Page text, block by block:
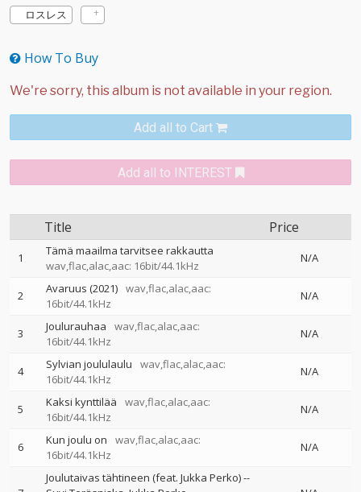
ロスレス
How To Buy
Add all to Cart
Add all to INTEREST
Title Price
1
Tämä maailma tarvitsee rakkautta
wav,flac,alac,aac: 16bit/44.1kHz
N/A
2 Avaruus (2021) wav,flac,alac,aac:
16bit/44.1kHz
N/A
3 Joulurauhaa
wav,flac,alac,aac:
16bit/44.1kHz
N/A
4 Sylvian joululaulu
wav,flac,alac,aac:
16bit/44.1kHz
N/A
5 Kaksi kynttilää
wav,flac,alac,aac:
16bit/44.1kHz
N/A
6 Kun joulu on
wav,flac,alac,aac:
16bit/44.1kHz
N/A
Joulutaivas tähtineen (feat. Jukka Perko)--